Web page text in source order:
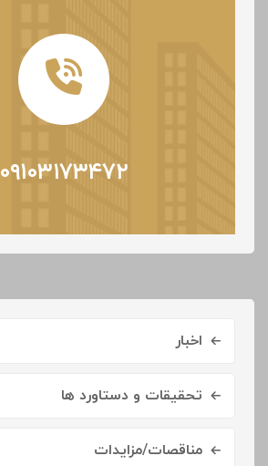
۰۹۱۰۳۱۷۳۴۷۲
اخبار
تحقیقات و دستاورد ها
مناقصات/مزایدات